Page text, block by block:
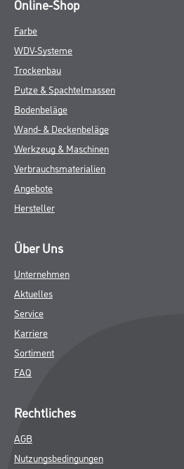
Online-Shop
Farbe
WDV-Systeme
Trockenbau
Putze & Spachtelmassen
Bodenbeläge
Wand- & Deckenbeläge
Werkzeug & Maschinen
Verbrauchsmaterialien
Angebote
Hersteller
Über Uns
Unternehmen
Aktuelles
Service
Karriere
Sortiment
FAQ
Rechtliches
AGB
Nutzungsbedingungen